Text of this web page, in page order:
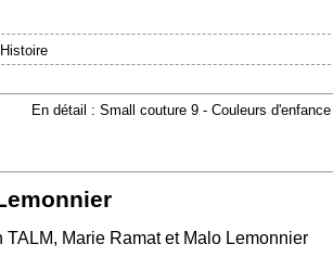
En détail : Small couture 9 - Couleurs d'enfance
TALM, Marie Ramat et Malo Lemonnier